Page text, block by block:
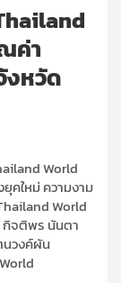
ค่า
งหวัด
World
คใหม่ ความงาม
World
กิจติพร นันตา
วงค์ผัน